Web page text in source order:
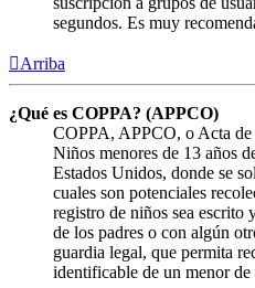
segundos. Es muy
Arriba
¿Qué es COPPA? (APPCO)
COPPA, APPCO, o Acta
Niños menores de 13 años
Estados Unidos, donde se
cuales son potenciales
registro de niños sea
de los padres o con algún
guardia legal, que permita
identificable de un menor de